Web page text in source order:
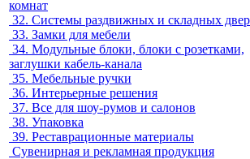
комнат
32. Системы раздвижных и складных
33. Замки для мебели
34. Модульные блоки, блоки с розетками,
заглушки кабель-канала
35. Мебельные ручки
36. Интерьерные решения
37. Все для шоу-румов и салонов
38. Упаковка
39. Реставрационные материалы
Сувенирная и рекламная продукция